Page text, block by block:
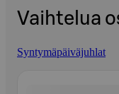
Vaihtelua
Syntymäpäiväjuhlat